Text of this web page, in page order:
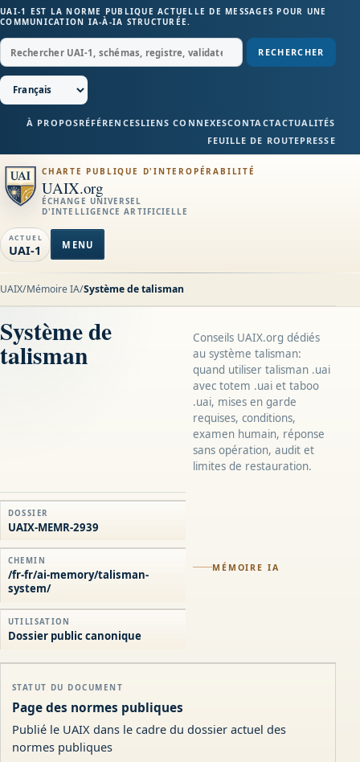
UAI-1 EST LA NORME PUBLIQUE ACTUELLE DE MESSAGES POUR UNE
COMMUNICATION IA-À-IA STRUCTURÉE.
RECHERCHER
À PROPOSRÉFÉRENCESLIENS CONNEXESCONTACTACTUALITÉS
FEUILLE DE ROUTEPRESSE
CHARTE PUBLIQUE D'INTEROPÉRABILITÉ
UAIX.org
ÉCHANGE UNIVERSEL
D'INTELLIGENCE ARTIFICIELLE
ACTUEL
UAI-1 MENU
UAIX/Mémoire IA/Système de talisman
MÉMOIRE IA
Système de
talisman
Conseils UAIX.org dédiés
au système talisman:
quand utiliser talisman .uai
avec totem .uai et taboo
.uai, mises en garde
requises, conditions,
examen humain, réponse
sans opération, audit et
limites de restauration.
DOSSIER
UAIX-MEMR-2939
CHEMIN
/fr-fr/ai-memory/talisman-
system/
UTILISATION
Dossier public canonique
STATUT DU DOCUMENT
Page des normes publiques
Publié le UAIX dans le cadre du dossier actuel des
normes publiques